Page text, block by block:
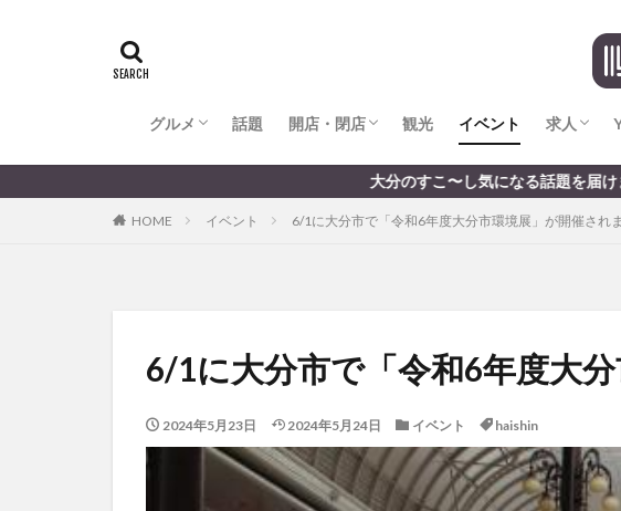
グルメ
全てのグルメ
大分市ランチ
大分市ディナー
大分カフェ
大分スイーツ
別府市ランチ
別府カフェ
別府ディナー
竹田ランチ
日出町ランチ
話題 開店・閉店
開店・閉店
大分の開店・閉店まとめ
観光 イベント 求人
求人
LOG
大分のすこ〜し気になる話題を届けます │ 記事は毎日更
HOME イベント 6/1に大分市で「令和6年度大分市環境展」が開催され
6/1に大分市で「令和6年度大
2024年5月23日 2024年5月24日 イベント haishin
ね
むし湯
わさだタウン わった
イベント
イルミネーション
グルメ
コストコ コスモス
パン
パーク パークプレイ
プレミアム商品券
プロレス
ミヤマキリシマ
ラクテンチ
リンクスクエア
レトロ レ
佐伯市
佐伯市ランチ 佐賀関